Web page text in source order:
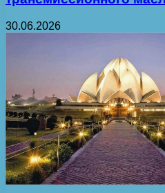
30.06.2026